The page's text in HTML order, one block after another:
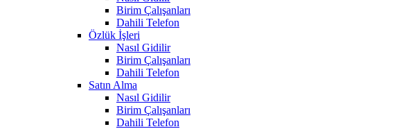
Birim Çalışanları
Dahili Telefon
Özlük İşleri
Nasıl Gidilir
Birim Çalışanları
Dahili Telefon
Satın Alma
Nasıl Gidilir
Birim Çalışanları
Dahili Telefon